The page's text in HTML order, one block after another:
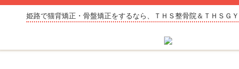
姫路で猫背矯正・骨盤矯正をするなら、ＴＨＳ整骨院＆ＴＨＳＧＹ